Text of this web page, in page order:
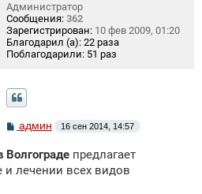
Администратор
Сообщения: 362
Зарегистрирован: 10 фев 2009, 01:20
Благодарил (а): 22 раза
Поблагодарили: 51 раз
С
б
щ
админ 16 сен 2014, 14:57
предлагает
лечении всех видов